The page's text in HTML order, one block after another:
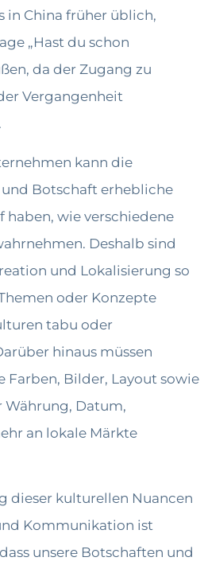
in China früher üblich,
„Hast du schon
da der Zugang zu
Vergangenheit
kann die
Botschaft erhebliche
haben, wie verschiedene
Deshalb sind
und Lokalisierung so
oder Konzepte
tabu oder
hinaus müssen
Farben, Bilder, Layout sowie
Datum,
an lokale Märkte
dieser kulturellen Nuancen
Kommunikation ist
unsere Botschaften und